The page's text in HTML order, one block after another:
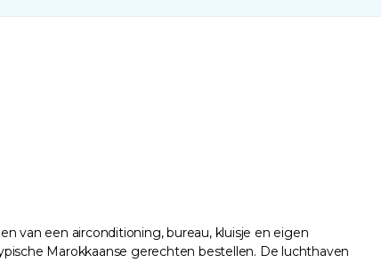
van een airconditioning, bureau, kluisje en eigen
Marokkaanse gerechten bestellen. De luchthaven